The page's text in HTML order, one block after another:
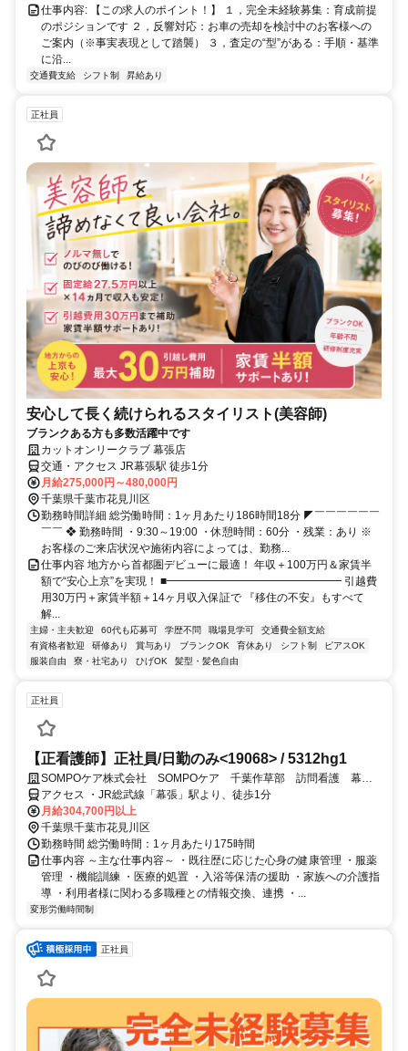
仕事内容: 【この求人のポイント！】 １，完全未経験募集：育成前提
のポジションです ２，反響対応：お車の売却を検討中のお客様への
ご案内（※事実表現として踏襲） ３，査定の“型”がある：手順・基準
に沿...
交通費支給 シフト制 昇給あり
正社員
安心して長く続けられるスタイリスト(美容師)
ブランクある方も多数活躍中です
カットオンリークラブ 幕張店
交通・アクセス JR幕張駅 徒歩1分
月給275,000円～480,000円
千葉県千葉市花見川区
勤務時間詳細 総労働時間：1ヶ月あたり186時間18分 ◤￣￣￣￣￣￣
￣￣ ❖ 勤務時間 ・9:30～19:00 ・休憩時間：60分 ・残業：あり ※
お客様のご来店状況や施術内容によっては、勤務...
仕事内容 地方から首都圏デビューに最適！ 年収＋100万円＆家賃半
額で“安心上京”を実現！ ■━━━━━━━━━━━━━━━━ 引越費
用30万円＋家賃半額＋14ヶ月収入保証で 『移住の不安』もすべて
解...
主婦・主夫歓迎 60代も応募可 学歴不問 職場見学可
交通費全額支給
有資格者歓迎
研修あり 賞与あり ブランクOK 育休あり シフト制
ピアスOK
服装自由
寮・社宅あり ひげOK 髪型・髪色自由
正社員
【正看護師】正社員/日勤のみ<19068> / 5312hg1
SOMPOケア株式会社 SOMPOケア 千葉作草部 訪問看護 幕張
サテライト
アクセス ・JR総武線「幕張」駅より、徒歩1分
月給304,700円以上
千葉県千葉市花見川区
勤務時間 総労働時間：1ヶ月あたり175時間
仕事内容 ～主な仕事内容～ ・既往歴に応じた心身の健康管理 ・服薬
管理 ・機能訓練 ・医療的処置 ・入浴等保清の援助 ・家族への介護指
導 ・利用者様に関わる多職種との情報交換、連携 ・...
変形労働時間制
正社員